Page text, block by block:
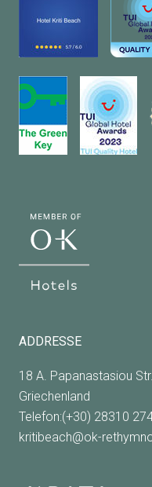
ADDRESSE
18 A. Papanastasiou
Griechenland
Telefon:(+30) 28310
kritibeach@ok-